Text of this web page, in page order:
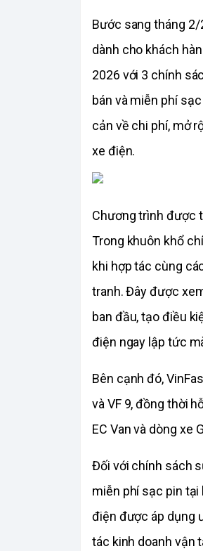
Bước sang tháng
dành cho khách
2026 với 3 chính
bán và miễn phí
cản về chi phí, mở
xe điện.
Chương trình được
Trong khuôn khổ
khi hợp tác cùng
tranh. Đây được
ban đầu, tạo điều
điện ngay lập tức
Bên cạnh đó,
và VF 9, đồng thời
EC Van và dòng xe
Đối với chính sách
miễn phí sạc pin
điện được áp dụng
tác kinh doanh vận